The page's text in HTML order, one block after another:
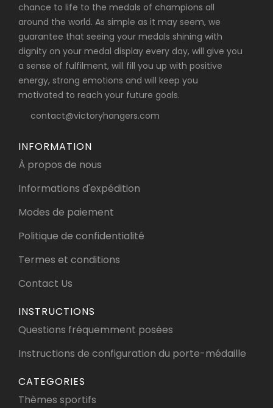
chance to life to the medals of champions all
around the world. As simple as it may seem, we
guarantee that seeing your medals shining with
dignity on your medal display every day, will give you
a sense of fulfilment, will fill you up with positive
energy, strong emotions and will keep you
motivated to reach your future goals.
contact@victoryhangers.com
INFORMATION
À propos de nous
Informations d'expédition
Modes de paiement
Politique de confidentialité
Termes et conditions
Contact Us
INSTRUCTIONS
Questions fréquemment posées
Instructions de configuration du porte-médaille
CATEGORIES
Thèmes sportifs